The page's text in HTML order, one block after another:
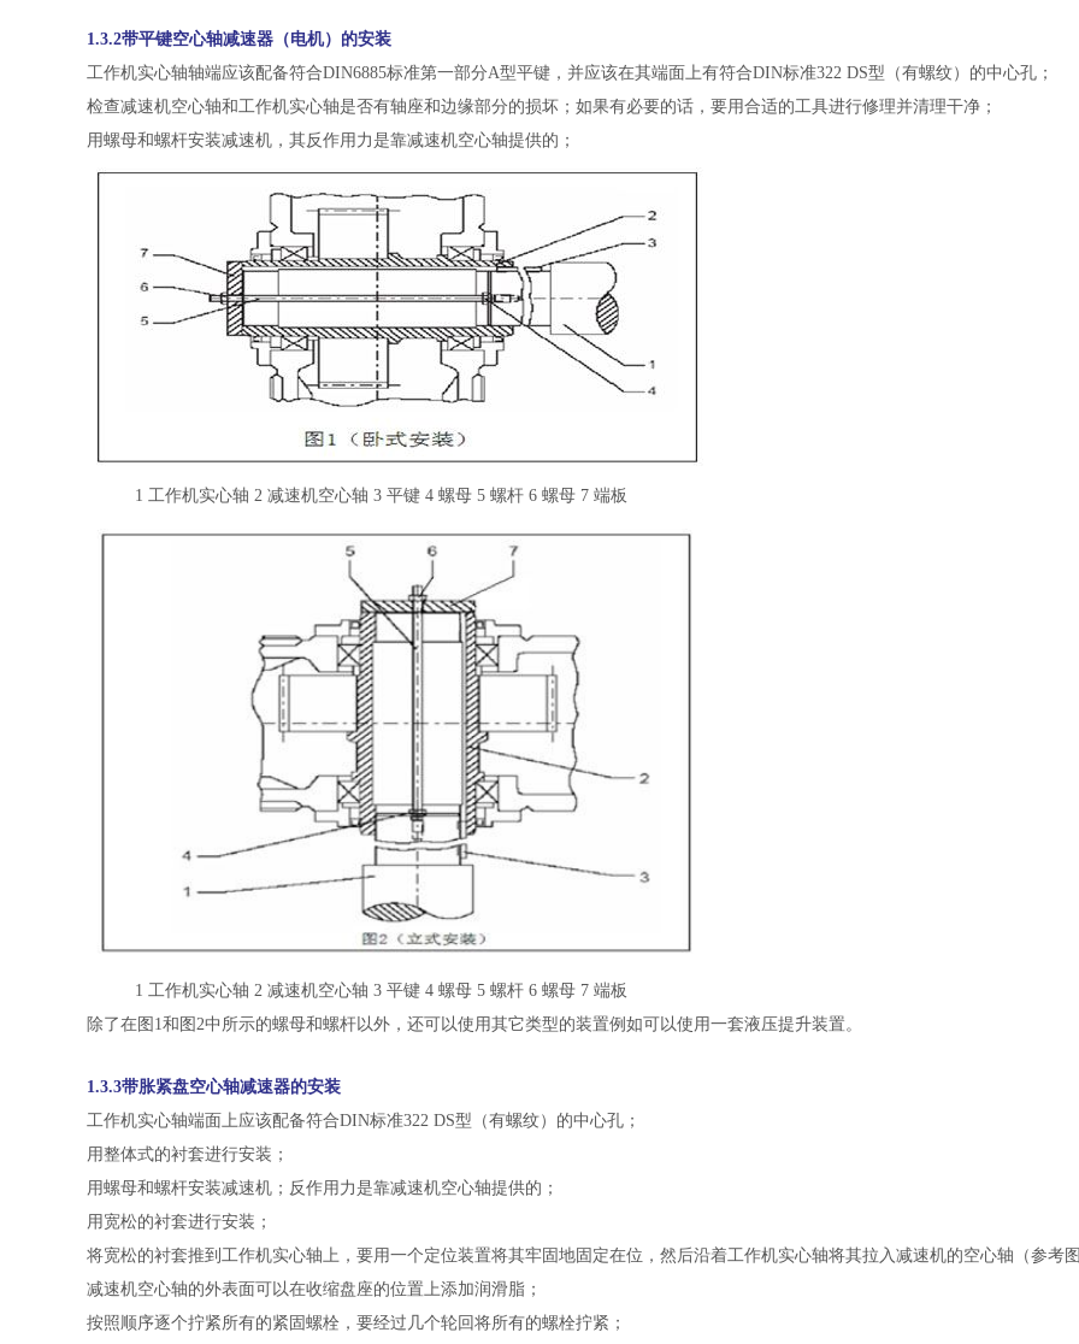
1.3.2带平键空心轴减速器（电机）的安装
工作机实心轴轴端应该配备符合DIN6885标准第一部分A型平键，并应该在其端面上有符合DIN标准322 DS型（有螺纹）的中心孔；
检查减速机空心轴和工作机实心轴是否有轴座和边缘部分的损坏；如果有必要的话，要用合适的工具进行修理并清理干净；
用螺母和螺杆安装减速机，其反作用力是靠减速机空心轴提供的；
1 工作机实心轴 2 减速机空心轴 3 平键 4 螺母 5 螺杆 6 螺母 7 端板
1 工作机实心轴 2 减速机空心轴 3 平键 4 螺母 5 螺杆 6 螺母 7 端板
除了在图1和图2中所示的螺母和螺杆以外，还可以使用其它类型的装置例如可以使用一套液压提升装置。
1.3.3带胀紧盘空心轴减速器的安装
工作机实心轴端面上应该配备符合DIN标准322 DS型（有螺纹）的中心孔；
用整体式的衬套进行安装；
用螺母和螺杆安装减速机；反作用力是靠减速机空心轴提供的；
用宽松的衬套进行安装；
将宽松的衬套推到工作机实心轴上，要用一个定位装置将其牢固地固定在位，然后沿着工作机实心轴将其拉入减速机的空心轴（参考图
减速机空心轴的外表面可以在收缩盘座的位置上添加润滑脂；
按照顺序逐个拧紧所有的紧固螺栓，要经过几个轮回将所有的螺栓拧紧；